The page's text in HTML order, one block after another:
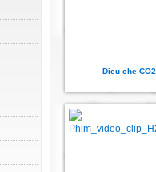
Dieu che CO2